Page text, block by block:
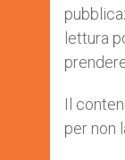
lettura
Il
per non